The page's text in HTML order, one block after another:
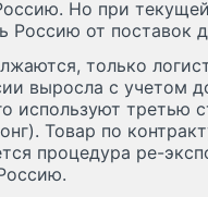
Но при
Россию от поставок
только
выросла с учетом
используют третью
Товар по
процедура ре-